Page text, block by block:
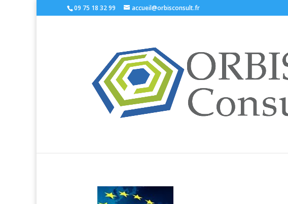
09 75 18 32 99 accueil@orbisconsult.fr
DDA – Le règlement
pour les produits